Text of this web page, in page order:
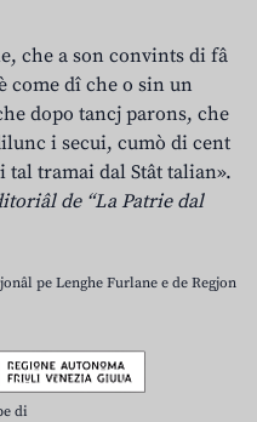
che a son convints di fâ
come dî che o sin un
dopo tancj parons, che
i secui, cumò di cent
tal tramai dal Stât talian».
de “La Patrie dal
pe Lenghe Furlane e de Regjon
di